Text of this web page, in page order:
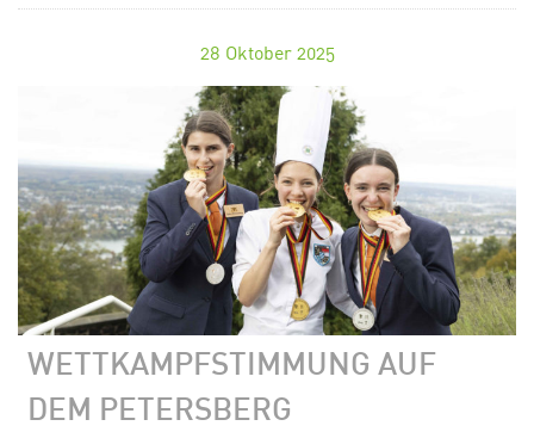
28 Oktober 2025
WETTKAMPFSTIMMUNG AUF
DEM PETERSBERG